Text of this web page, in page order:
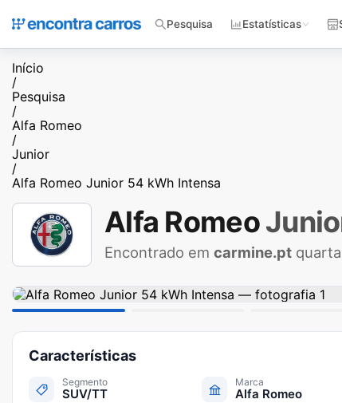
Pesquisa Estatísticas
Início
/
Pesquisa
/
Alfa Romeo
/
Junior
/
Alfa Romeo Junior 54 kWh Intensa
Alfa Romeo
Encontrado em carmine.pt
Características
Segmento
SUV/TT
Marca
Alfa Romeo